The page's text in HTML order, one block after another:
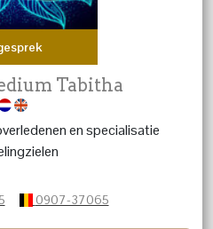
Tabitha
en specialisatie
0907-37065